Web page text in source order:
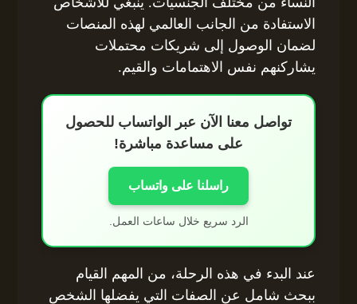
الاستفادة من الجانب العالمي لهذه المنصات
لضمان الوصول إلى شريكات محتملات
يشاركنهم نفس الاهتمامات والقيم.
تواصل معنا الآن عبر الواتساب للحصول
على مساعدة مباشرة!
راسلنا على واتساب
الرد سريع خلال ساعات العمل.
عند البدء في هذه الرحلة، من المهم القيام
ببحث شامل عن الصفات التي يفضلها الشخص